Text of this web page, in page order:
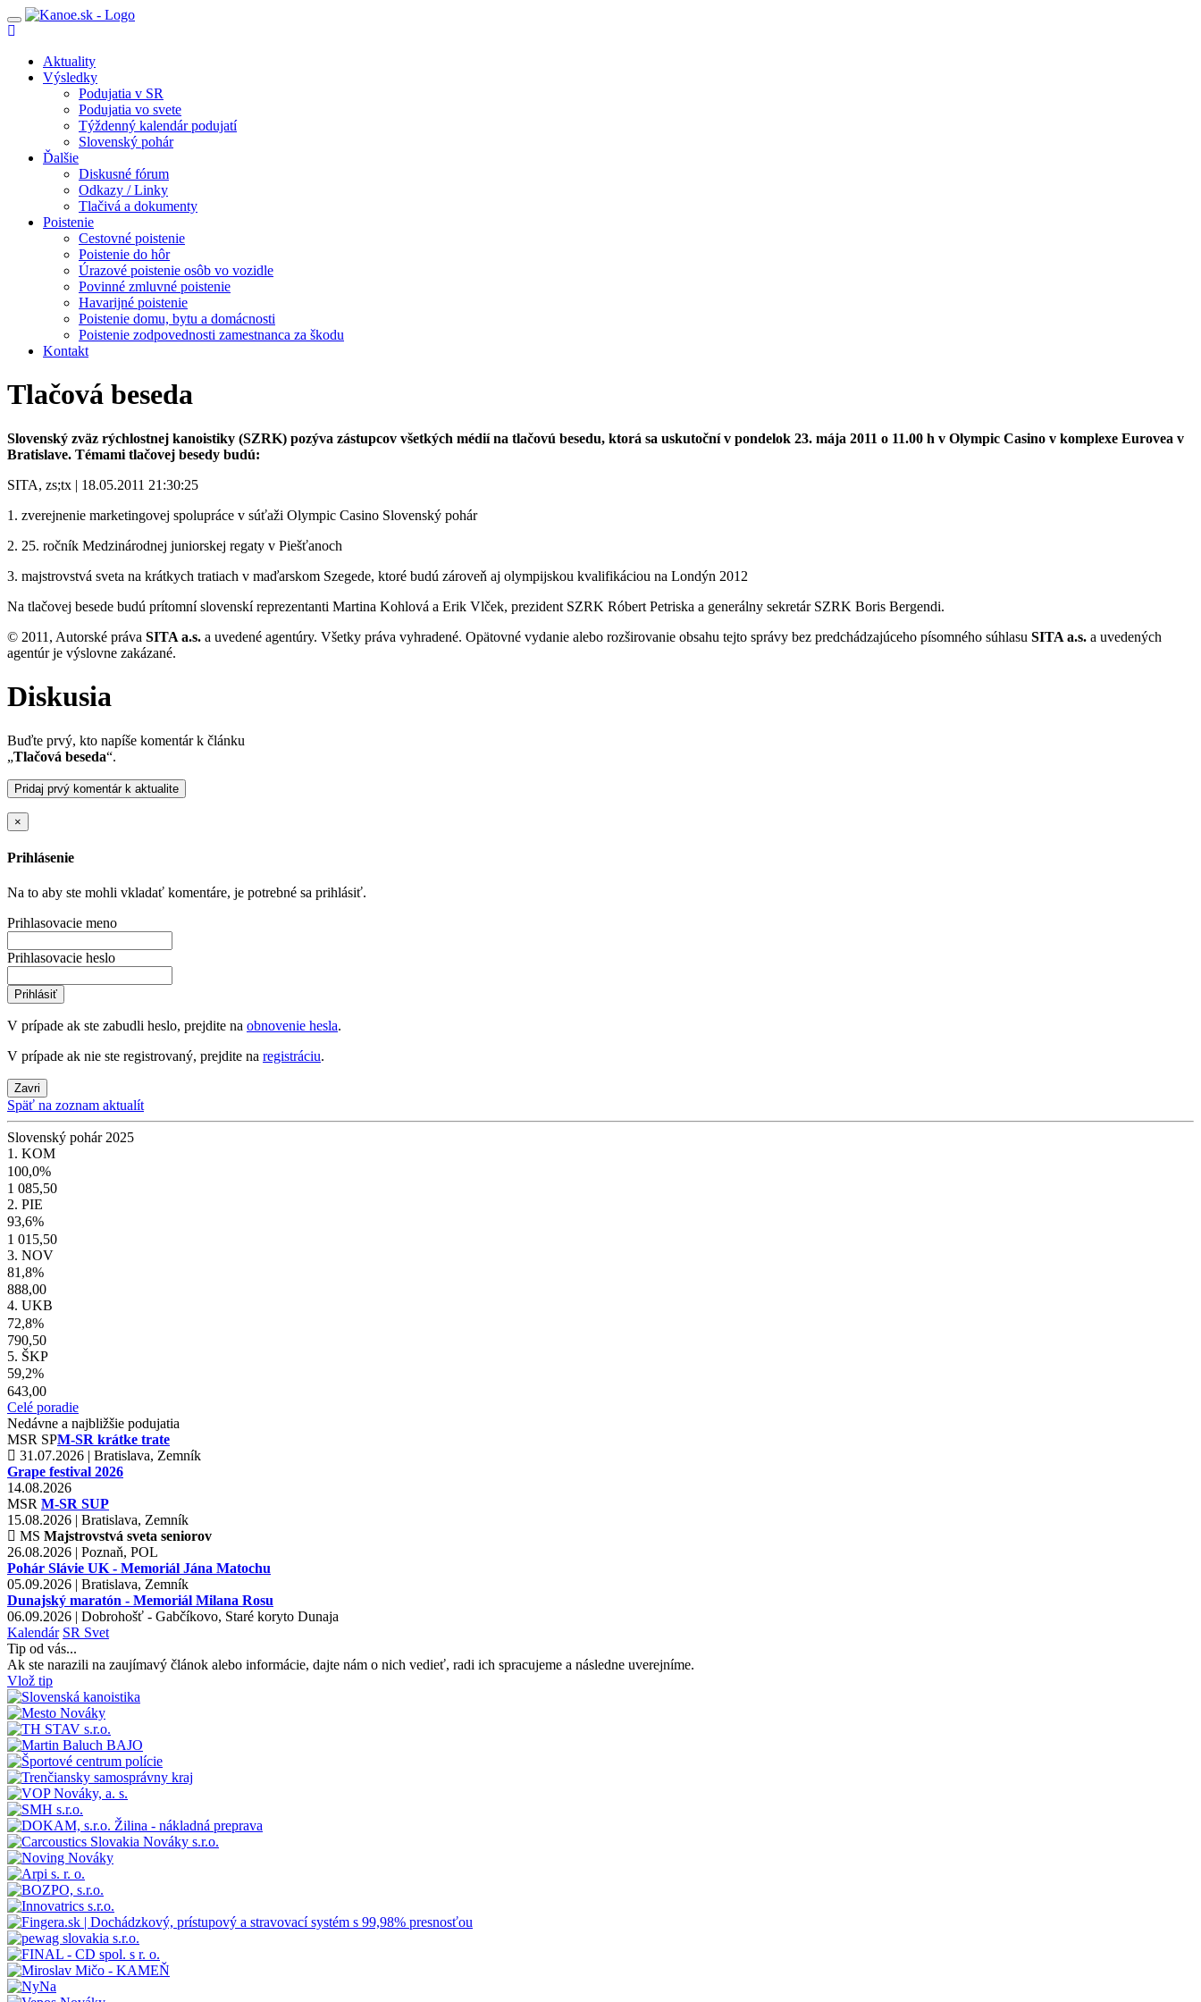
Toggle
navigation
Aktuality
Výsledky
Podujatia v SR
Podujatia vo svete
Týždenný kalendár podujatí
Slovenský pohár
Ďalšie
Diskusné fórum
Odkazy / Linky
Tlačivá a dokumenty
Poistenie
Cestovné poistenie
Poistenie do hôr
Úrazové poistenie osôb vo vozidle
Povinné zmluvné poistenie
Havarijné poistenie
Poistenie domu, bytu a domácnosti
Poistenie zodpovednosti zamestnanca za škodu
Kontakt
Tlačová beseda
Slovenský zväz rýchlostnej kanoistiky (SZRK) pozýva zástupcov všetkých médií na tlačovú besedu, ktorá sa uskutoční v pondelok 23. mája 2011 o 11.00 h v Olympic Casino v komplexe Eurovea v
Bratislave. Témami tlačovej besedy budú:
SITA, zs;tx | 18.05.2011 21:30:25
1. zverejnenie marketingovej spolupráce v súťaži Olympic Casino Slovenský pohár
2. 25. ročník Medzinárodnej juniorskej regaty v Piešťanoch
3. majstrovstvá sveta na krátkych tratiach v maďarskom Szegede, ktoré budú zároveň aj olympijskou kvalifikáciou na Londýn 2012
Na tlačovej besede budú prítomní slovenskí reprezentanti Martina Kohlová a Erik Vlček, prezident SZRK Róbert Petriska a generálny sekretár SZRK Boris Bergendi.
© 2011, Autorské práva SITA a.s. a uvedené agentúry. Všetky práva vyhradené. Opätovné vydanie alebo rozširovanie obsahu tejto správy bez predchádzajúceho písomného súhlasu SITA a.s. a uvedených
agentúr je výslovne zakázané.
Diskusia
Buďte prvý, kto napíše komentár k článku
„Tlačová beseda“.
Pridaj prvý komentár k aktualite
×
Prihlásenie
Na to aby ste mohli vkladať komentáre, je potrebné sa prihlásiť.
Prihlasovacie meno
Prihlasovacie heslo
Prihlásiť
V prípade ak ste zabudli heslo, prejdite na obnovenie hesla.
V prípade ak nie ste registrovaný, prejdite na registráciu.
Zavri
Späť na zoznam aktualít
Slovenský pohár 2025
1. KOM
100,0%
1 085,50
2. PIE
93,6%
1 015,50
3. NOV
81,8%
888,00
4. UKB
72,8%
790,50
5. ŠKP
59,2%
643,00
Celé poradie
Nedávne a najbližšie podujatia
MSR SPM-SR krátke trate
31.07.2026 | Bratislava, Zemník
Grape festival 2026
14.08.2026
MSR M-SR SUP
15.08.2026 | Bratislava, Zemník
MS Majstrovstvá sveta seniorov
26.08.2026 | Poznaň, POL
Pohár Slávie UK - Memoriál Jána Matochu
05.09.2026 | Bratislava, Zemník
Dunajský maratón - Memoriál Milana Rosu
06.09.2026 | Dobrohošť - Gabčíkovo, Staré koryto Dunaja
Kalendár SR Svet
Tip od vás...
Ak ste narazili na zaujímavý článok alebo informácie, dajte nám o nich vedieť, radi ich spracujeme a následne uverejníme.
Vlož tip